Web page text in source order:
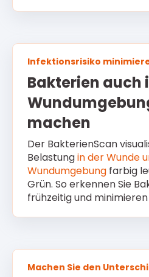
Infektionsrisiko
Bakterien auch
machen
Der BakterienScan
Belastungin der Wunde
Wundumgebung farbig
Grün. So erkennen Sie
frühzeitig und
Machen Sie den